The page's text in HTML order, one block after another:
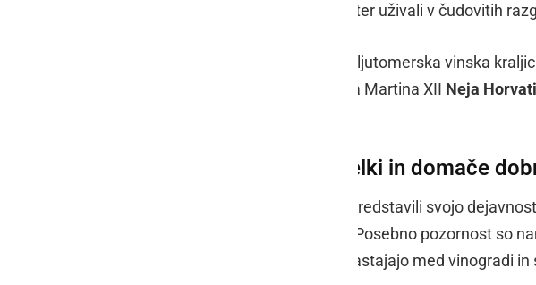
na toplem obroku ter uživali v čudovitih
Družbo so udeležencem delale tudi ljutomerska vinska
Društva vinogradnikov Mala Nedelja Martina XII Neja
Vrhunska vina, lokalni izdelki in domače
Pri vsakem ponudniku so gostitelji predstavili svojo
lokalne izdelke in domače dobrote. Posebno pozornost so
lokalne kulinarike ter zgodbam, ki nastajajo med vinogradi in